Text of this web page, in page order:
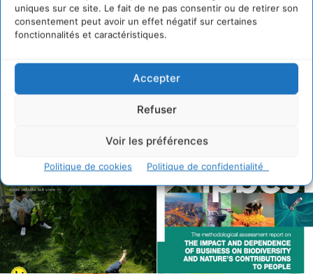
uniques sur ce site. Le fait de ne pas consentir ou de retirer son
consentement peut avoir un effet négatif sur certaines
fonctionnalités et caractéristiques.
Accepter
Refuser
Voir les préférences
Politique de cookies Politique de confidentialité